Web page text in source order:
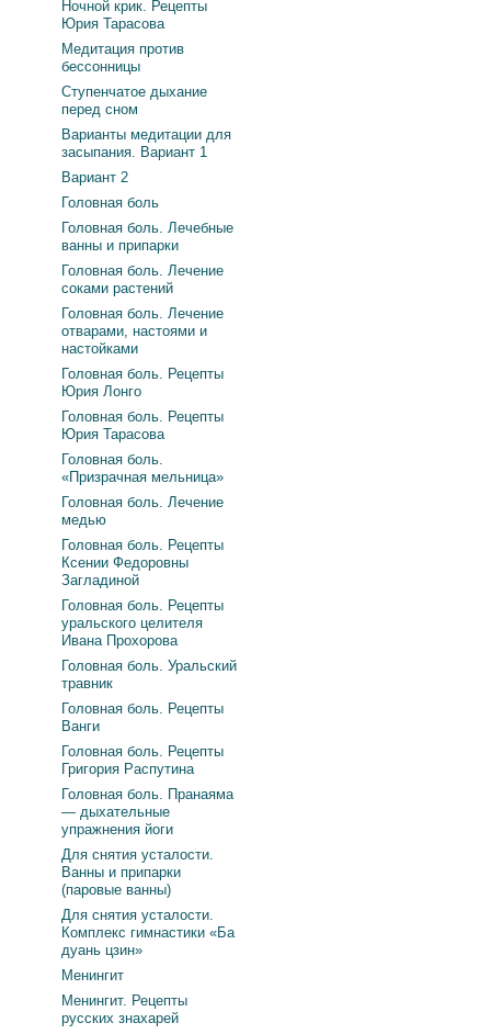
Ночной крик. Рецепты
Юрия Тарасова
Медитация против
бессонницы
Ступенчатое дыхание
перед сном
Варианты медитации для
засыпания. Вариант 1
Вариант 2
Головная боль
Головная боль. Лечебные
ванны и припарки
Головная боль. Лечение
соками растений
Головная боль. Лечение
отварами, настоями и
настойками
Головная боль. Рецепты
Юрия Лонго
Головная боль. Рецепты
Юрия Тарасова
Головная боль.
«Призрачная мельница»
Головная боль. Лечение
медью
Головная боль. Рецепты
Ксении Федоровны
Загладиной
Головная боль. Рецепты
уральского целителя
Ивана Прохорова
Головная боль. Уральский
травник
Головная боль. Рецепты
Ванги
Головная боль. Рецепты
Григория Распутина
Головная боль. Пранаяма
— дыхательные
упражнения йоги
Для снятия усталости.
Ванны и припарки
(паровые ванны)
Для снятия усталости.
Комплекс гимнастики «Ба
дуань цзин»
Менингит
Менингит. Рецепты
русских знахарей